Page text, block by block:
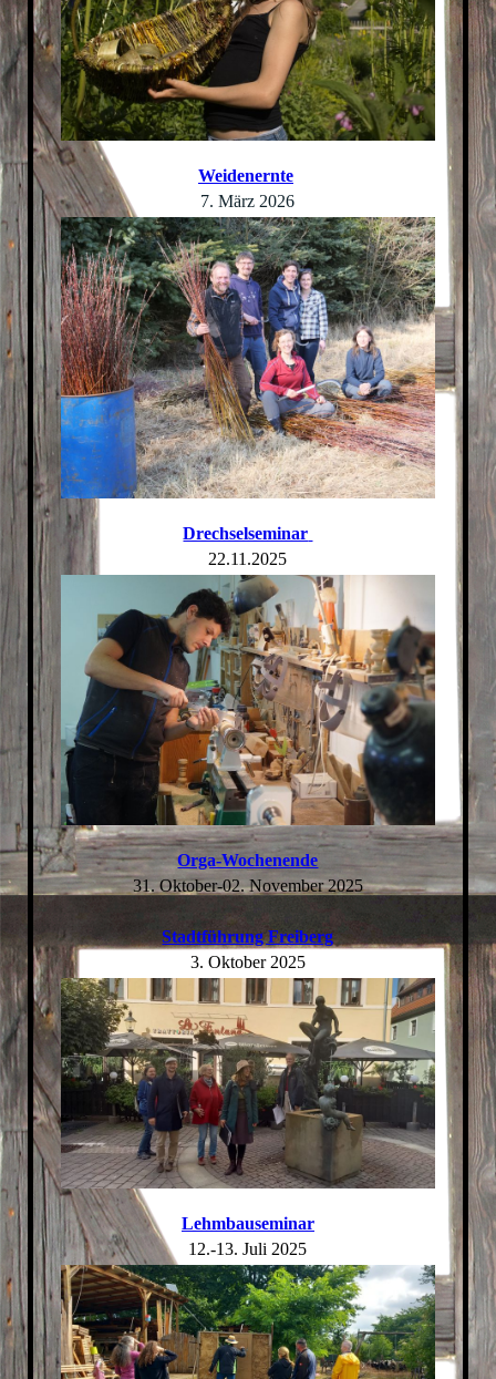
Weidenernte
7. März 2026
Drechselseminar
22.11.2025
Orga-Wochenende
31. Oktober-02. November 2025
Stadtführung Freiberg
3. Oktober 2025
Lehmbauseminar
12.-13. Juli 2025